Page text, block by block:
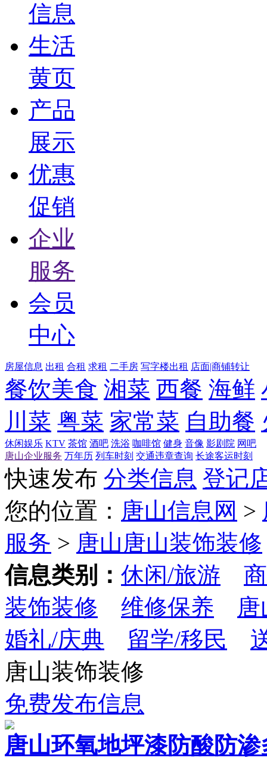
信息
生活
黄页
产品
展示
优惠
促销
企业
服务
会员
中心
房屋信息 出租 合租 求租 二手房 写字楼出租 店面|商铺转让
餐饮美食 湘菜 西餐 海鲜
川菜 粤菜 家常菜 自助餐
休闲娱乐 KTV 茶馆 酒吧 洗浴 咖啡馆 健身 音像 影剧院 网吧
唐山企业服务 万年历 列车时刻 交通违章查询 长途客运时刻
快速发布 分类信息 登记
您的位置： 唐山信息网 >
服务 > 唐山唐山装饰装修
信息类别： 休闲/旅游
装饰装修
维修保养
婚礼/庆典
留学/移民
唐山装饰装修
免费发布信息
唐山环氧地坪漆防酸防